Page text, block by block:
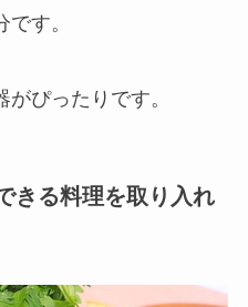
す。
ぴったりです。
きる料理を取り入れ